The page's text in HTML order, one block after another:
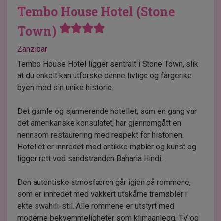
Tembo House Hotel (Stone
Town)
Zanzibar
Tembo House Hotel ligger sentralt i Stone Town, slik
at du enkelt kan utforske denne livlige og fargerike
byen med sin unike historie.
Det gamle og sjarmerende hotellet, som en gang var
det amerikanske konsulatet, har gjennomgått en
nennsom restaurering med respekt for historien.
Hotellet er innredet med antikke møbler og kunst og
ligger rett ved sandstranden Baharia Hindi.
Den autentiske atmosfæren går igjen på rommene,
som er innredet med vakkert utskårne tremøbler i
ekte swahili-stil. Alle rommene er utstyrt med
moderne bekvemmeligheter som klimaanlegg, TV og